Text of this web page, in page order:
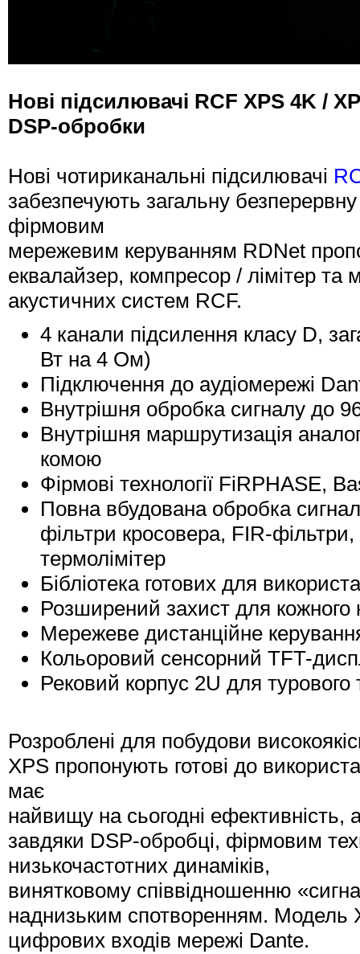
Нові підсилювачі RCF XPS 4K /
DSP-обробки
Нові чотириканальні підсилювачі
забезпечують загальну
фірмовим
мережевим керуванням RDNet
еквалайзер, компресор / лімітер та
акустичних систем RCF.
4 канали підсилення класу D,
Вт на 4 Ом)
Підключення до аудіомережі
Внутрішня обробка сигналу до
Внутрішня маршрутизація
комою
Фірмові технології FiRPHASE,
Повна вбудована обробка
фільтри кросовера, FIR-
термолімітер
Бібліотека готових для
Розширений захист для
Мережеве дистанційне
Кольоровий сенсорний TFT-
Рековий корпус 2U для турового
Розроблені для побудови
XPS пропонують готові до
має
найвищу на сьогодні ефективність,
завдяки DSP-обробці, фірмовим
низькочастотних динаміків,
винятковому співвідношенню
наднизьким спотворенням. Модель
цифрових входів мережі Dante.